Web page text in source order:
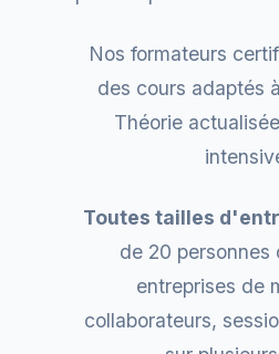
Nos formateurs
des cours adaptés
Théorie
Toutes tailles
de 20 personnes
entreprises de
collaborateurs,